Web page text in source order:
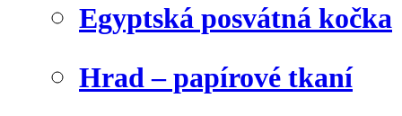
Egyptská posvátná kočka
Hrad – papírové tkaní